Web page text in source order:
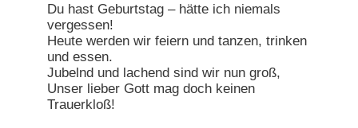
Du hast Geburtstag – hätte ich niemals
vergessen!
Heute werden wir feiern und tanzen, trinken
und essen.
Jubelnd und lachend sind wir nun groß,
Unser lieber Gott mag doch keinen
Trauerkloß!